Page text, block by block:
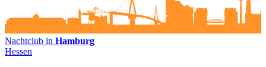
Nachtclub in Hamburg
Hessen